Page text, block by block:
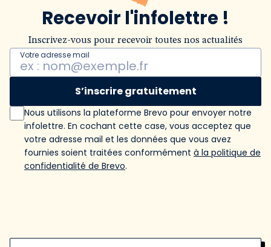
Recevoir l'infolettre !
Inscrivez-vous pour recevoir toutes nos actualités
Votre adresse mail
S’inscrire gratuitement
Nous utilisons la plateforme Brevo pour envoyer notre
infolettre. En cochant cette case, vous acceptez que
votre adresse mail et les données que vous avez
fournies soient traitées conformément à la politique de
confidentialité de Brevo.